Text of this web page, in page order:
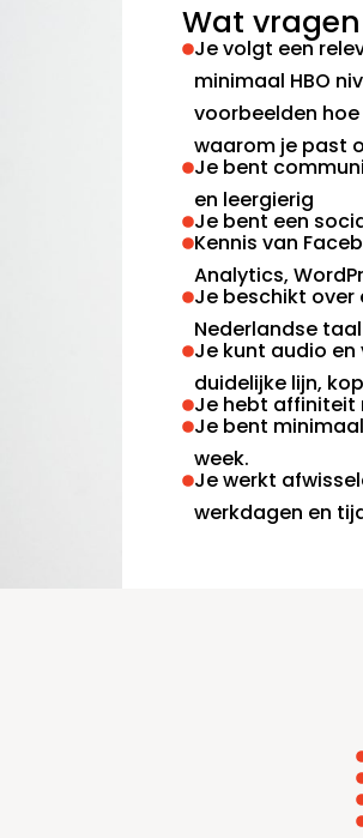
Wat
Je volgt een
minimaal HBO
voorbeelden
waarom je past
Je bent
en leergierig
Je bent een
Kennis van
Analytics,
Je beschikt over
Nederlandse
Je kunt audio
duidelijke lijn,
Je hebt affiniteit
Je bent
week.
Je werkt
werkdagen en